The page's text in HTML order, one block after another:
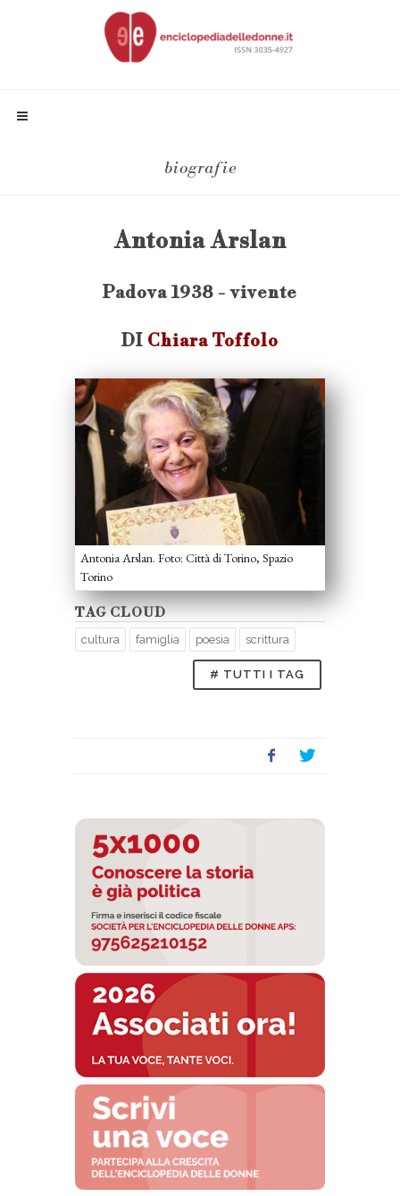
biografie
Antonia Arslan
Padova 1938 - vivente
DI Chiara Toffolo
Antonia Arslan. Foto: Città di Torino, Spazio
Torino
TAG CLOUD
cultura famiglia poesia scrittura
# TUTTI I TAG